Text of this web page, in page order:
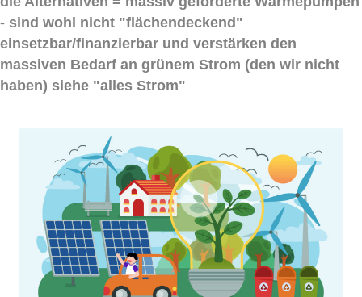
- sind wohl nicht "flächendeckend"
einsetzbar/finanzierbar und verstärken den
massiven Bedarf an grünem Strom (den wir nicht
haben) siehe "alles Strom"